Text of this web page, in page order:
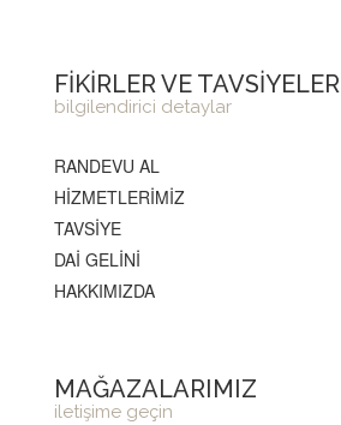
FİKİRLER VE TAVSİYELER
bilgilendirici detaylar
RANDEVU AL
HİZMETLERİMİZ
TAVSİYE
DAİ GELİNİ
HAKKIMIZDA
MAĞAZALARIMIZ
iletişime geçin